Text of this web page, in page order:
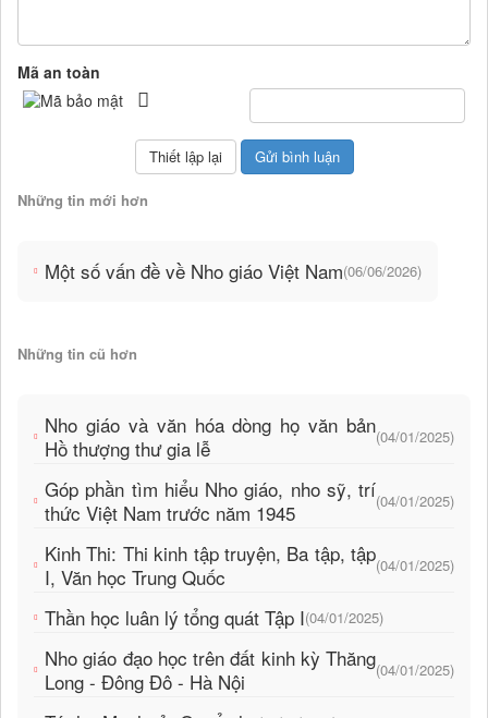
Mã an toàn
Những tin mới hơn
Một số vấn đề về Nho giáo Việt Nam(06/06/2026)
Những tin cũ hơn
Nho giáo và văn hóa dòng họ văn bản
Hồ thượng thư gia lễ
(04/01/2025)
Góp phần tìm hiểu Nho giáo, nho sỹ, trí
thức Việt Nam trước năm 1945
(04/01/2025)
Kinh Thi: Thi kinh tập truyện, Ba tập, tập
I, Văn học Trung Quốc
(04/01/2025)
Thần học luân lý tổng quát Tập I(04/01/2025)
Nho giáo đạo học trên đất kinh kỳ Thăng
Long - Đông Đô - Hà Nội
(04/01/2025)